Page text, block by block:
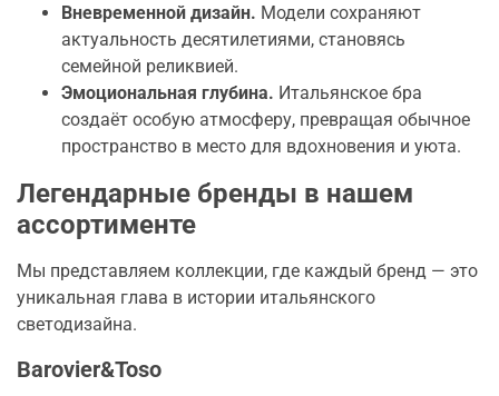
Вневременной дизайн. Модели сохраняют
актуальность десятилетиями, становясь
семейной реликвией.
Эмоциональная глубина. Итальянское бра
создаёт особую атмосферу, превращая обычное
пространство в место для вдохновения и уюта.
Легендарные бренды в нашем
ассортименте
Мы представляем коллекции, где каждый бренд — это
уникальная глава в истории итальянского
светодизайна.
Barovier&Toso